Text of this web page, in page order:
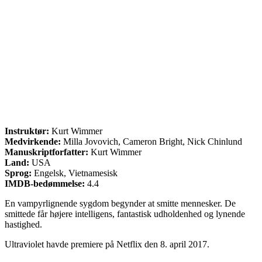
Instruktør: Kurt Wimmer
Medvirkende: Milla Jovovich, Cameron Bright, Nick Chinlund
Manuskriptforfatter: Kurt Wimmer
Land: USA
Sprog: Engelsk, Vietnamesisk
IMDB-bedømmelse: 4.4
En vampyrlignende sygdom begynder at smitte mennesker. De
smittede får højere intelligens, fantastisk udholdenhed og lynende
hastighed.
Ultraviolet havde premiere på Netflix den 8. april 2017.